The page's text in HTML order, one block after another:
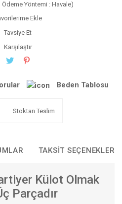
Yöntemi : Havale)
Tavsiye Et
Karşılaştır
Beden Tablosu
Stoktan Teslim
TAKSIT SEÇENEKLERI
Külot Olmak
Parçadır